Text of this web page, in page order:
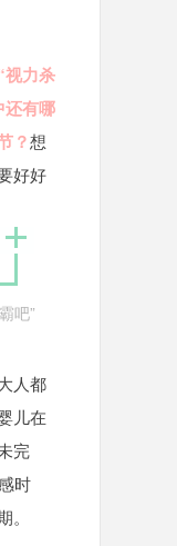
视力杀
还有哪
？想
好好
吧”
人都
儿在
完
时